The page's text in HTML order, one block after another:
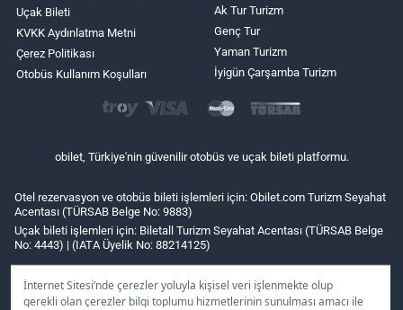
İnternet Sitesi’nde çerezler yoluyla kişisel veri işlenmekte olup
gerekli olan çerezler bilgi toplumu hizmetlerinin sunulması amacı ile
Uçak Bileti
KVKK Aydınlatma Metni
Çerez Politikası
Otobüs Kullanım Koşulları
Ak Tur Turizm
Genç Tur
Yaman Turizm
İyigün Çarşamba Turizm
obilet, Türkiye'nin güvenilir otobüs ve uçak bileti platformu.
Otel rezervasyon ve otobüs bileti işlemleri için: Obilet.com Turizm Seyahat
Acentası (TÜRSAB Belge No: 9883)
Uçak bileti işlemleri için: Biletall Turizm Seyahat Acentası (TÜRSAB Belge
No: 4443) | (IATA Üyelik No: 88214125)